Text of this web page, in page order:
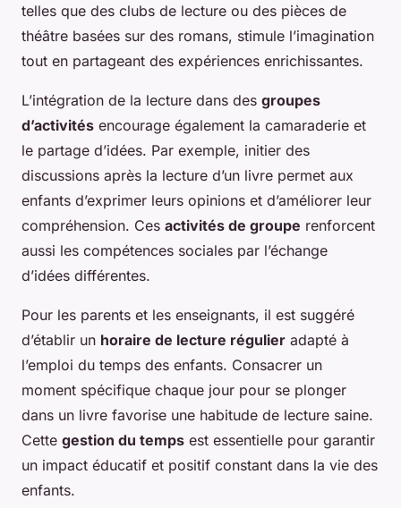
telles que des clubs de lecture ou des pièces de
théâtre basées sur des romans, stimule l’imagination
tout en partageant des expériences enrichissantes.
L’intégration de la lecture dans des groupes
d’activités encourage également la camaraderie et
le partage d’idées. Par exemple, initier des
discussions après la lecture d’un livre permet aux
enfants d’exprimer leurs opinions et d’améliorer leur
compréhension. Ces activités de groupe renforcent
aussi les compétences sociales par l’échange
d’idées différentes.
Pour les parents et les enseignants, il est suggéré
d’établir un horaire de lecture régulier adapté à
l’emploi du temps des enfants. Consacrer un
moment spécifique chaque jour pour se plonger
dans un livre favorise une habitude de lecture saine.
Cette gestion du temps est essentielle pour garantir
un impact éducatif et positif constant dans la vie des
enfants.